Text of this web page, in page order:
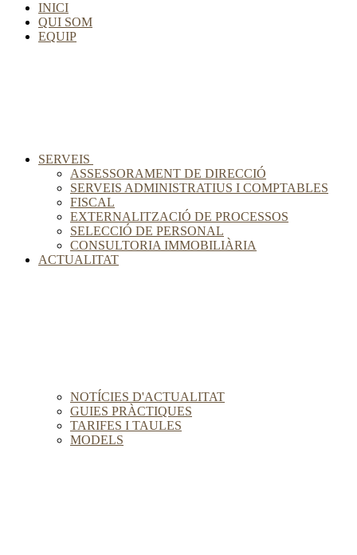
INICI
QUI SOM
EQUIP
SERVEIS
ASSESSORAMENT DE DIRECCIÓ
SERVEIS ADMINISTRATIUS I COMPTABLES
FISCAL
EXTERNALITZACIÓ DE PROCESSOS
SELECCIÓ DE PERSONAL
CONSULTORIA IMMOBILIÀRIA
ACTUALITAT
NOTÍCIES D'ACTUALITAT
GUIES PRÀCTIQUES
TARIFES I TAULES
MODELS